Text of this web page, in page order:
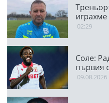
02:29
Соле:
първия
09.08.2026